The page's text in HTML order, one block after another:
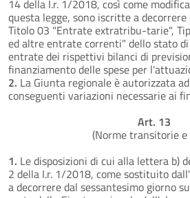
14 della I.r. 1/2018, così come
questa legge, sono iscritte a
Titolo 03 "Entrate extratribu-tarie",
ed altre entrate correnti" dello stato
entrate dei rispettivi bilanci di
finanziamento delle spese per
2. La Giunta regionale è autorizzata
conseguenti variazioni necessarie ai
Art. 13
(Norme transitorie
1. Le disposizioni di cui alla lettera b)
2 della I.r. 1/2018, come sostituito
a decorrere dal sessantesimo giorno